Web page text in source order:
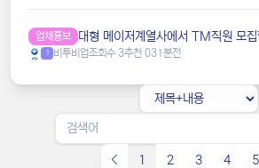
업체홍보 대형 메이저계열사에서 TM직원 모집
1 비투비업조회수 3추천 031분전
1 2 3 4 5